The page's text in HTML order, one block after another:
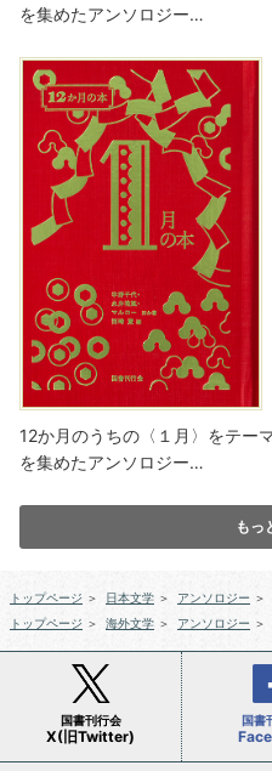
を集めたアンソロジー…
12か月のうちの〈１月〉をテー
を集めたアンソロジー…
もっ
トップページ ＞ 日本文学 ＞ アンソロジー ＞
トップページ ＞ 海外文学 ＞ アンソロジー ＞
国書刊行会
X(旧Twitter)
国書